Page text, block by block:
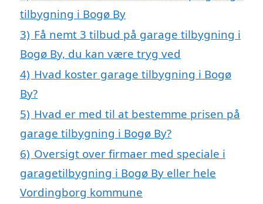
tilbygning i Bogø By
3) Få nemt 3 tilbud på garage tilbygning i
Bogø By, du kan være tryg ved
4) Hvad koster garage tilbygning i Bogø
By?
5) Hvad er med til at bestemme prisen på
garage tilbygning i Bogø By?
6) Oversigt over firmaer med speciale i
garagetilbygning i Bogø By eller hele
Vordingborg kommune